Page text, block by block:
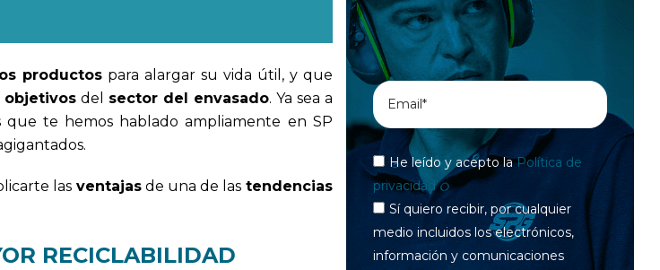
productos para alargar su vida útil, y que
objetivos del sector del envasado. Ya sea a
que te hemos hablado ampliamente en SP
las ventajasde una de las tendencias
RECICLABILIDAD
He leído y acepto laPolítica de
privacidad
Sí quiero recibir, por cualquier
medio incluidos los electrónicos,
información y comunicaciones